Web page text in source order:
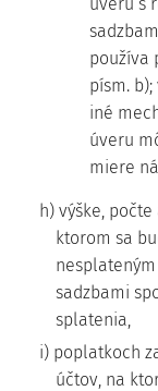
používa
písm.
iné
úveru
miere
h) výške,
ktorom sa
sadzbami
splatenia,
i) poplatkoch
účtov, na